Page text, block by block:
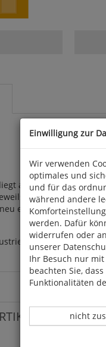
auf bzw. in der
im Vergleich zu
entdecken und
3, D 56291
Einwilligung zur
Wir verwenden
optimales und
und für das
während andere
werden. Dafür
widerrufen oder
unserer
Ihr Besuch nur
beachten Sie,
Funktionalitäten
nicht